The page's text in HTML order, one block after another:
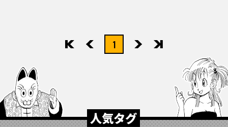
先頭 前へ1 次へ最後
人気タグ